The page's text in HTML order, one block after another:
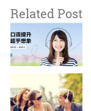
Related Post